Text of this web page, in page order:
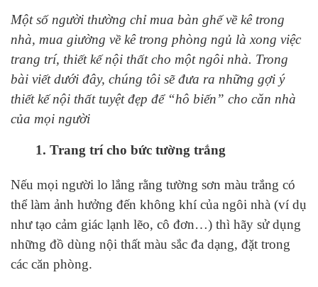
Một số người thường chỉ mua bàn ghế về kê trong
nhà, mua giường về kê trong phòng ngủ là xong việc
trang trí, thiết kế nội thất cho một ngôi nhà. Trong
bài viết dưới đây, chúng tôi sẽ đưa ra những gợi ý
thiết kế nội thất tuyệt đẹp để “hô biến” cho căn nhà
của mọi người
1. Trang trí cho bức tường trắng
Nếu mọi người lo lắng rằng tường sơn màu trắng có
thể làm ảnh hưởng đến không khí của ngôi nhà (ví dụ
như tạo cảm giác lạnh lẽo, cô đơn…) thì hãy sử dụng
những đồ dùng nội thất màu sắc đa dạng, đặt trong
các căn phòng.